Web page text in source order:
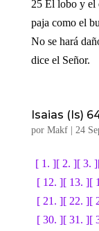
25 El lobo y el
paja como el
No se hará
dice el Señor.
Isaias (Is)
por Makf| 24
[ 1. ][ 2. ][ 3. ]
[ 12. ][ 13. ][
[ 21. ][ 22. ][
[ 30. ][ 31. ][